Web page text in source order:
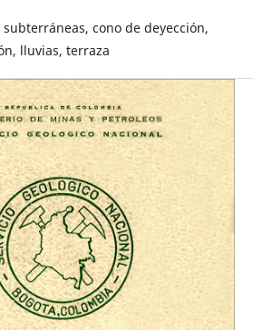
subterráneas, cono de deyección,
lluvias, terraza